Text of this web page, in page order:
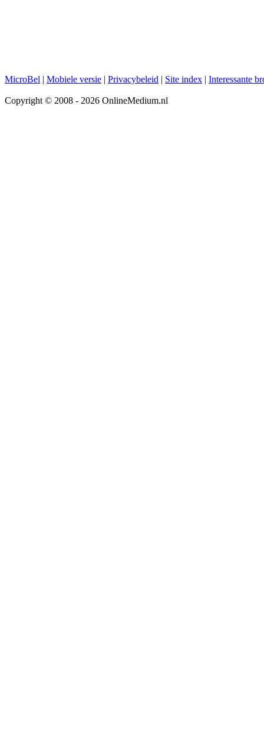
MicroBel | Mobiele versie | Privacybeleid | Site index | Interessante
Copyright © 2008 - 2026 OnlineMedium.nl